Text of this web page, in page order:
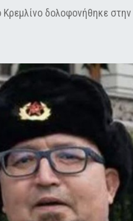
Κρεμλίνο δολοφονήθηκε